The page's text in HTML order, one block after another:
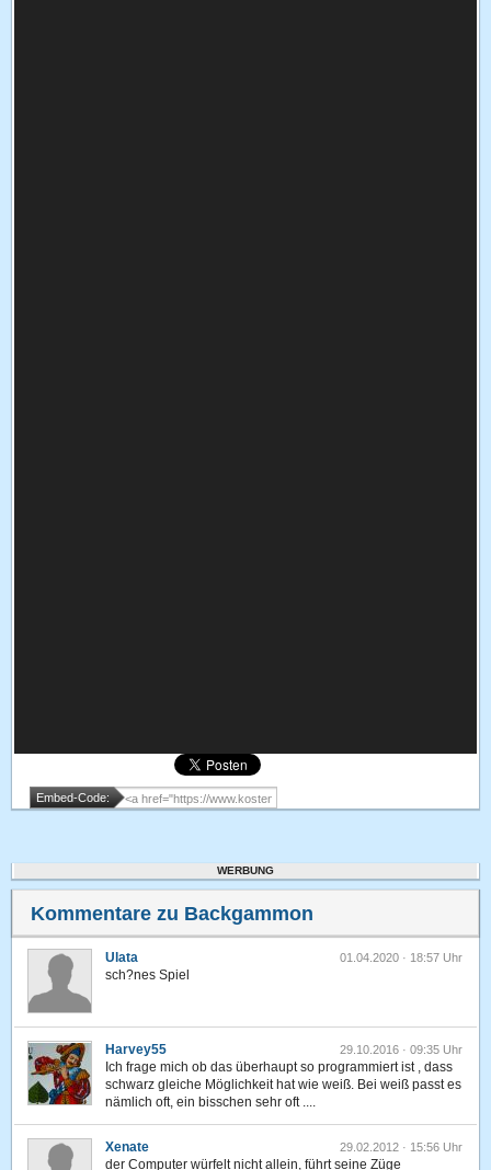
Embed-Code:
WERBUNG
Kommentare zu Backgammon
Ulata 01.04.2020 · 18:57 Uhr
sch?nes Spiel
Harvey55 29.10.2016 · 09:35 Uhr
Ich frage mich ob das überhaupt so programmiert ist , dass
schwarz gleiche Möglichkeit hat wie weiß. Bei weiß passt es
nämlich oft, ein bisschen sehr oft ....
Xenate 29.02.2012 · 15:56 Uhr
der Computer würfelt nicht allein, führt seine Züge